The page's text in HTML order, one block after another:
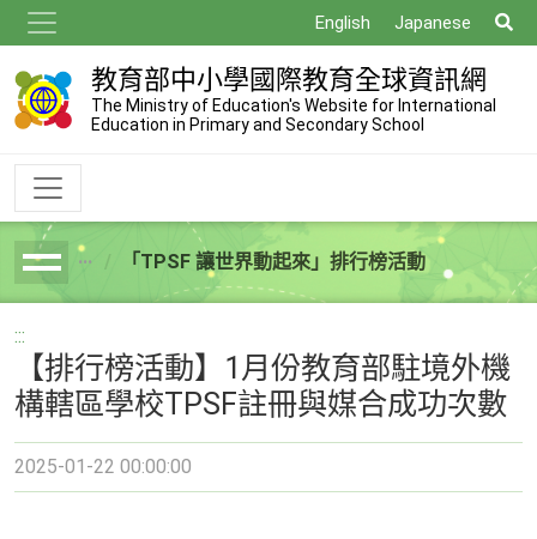
到
主
要
內
English Japanese
尋
教育部中小學國際教育全球資訊網
The Ministry of Education's Website for International
Education in Primary and Secondary School
breadcrumb「TPSF 讓世界動起來」排行榜活動
:::
【排行榜活動】1月份教育部駐境外機
構轄區學校TPSF註冊與媒合成功次數
2025-01-22 00:00:00